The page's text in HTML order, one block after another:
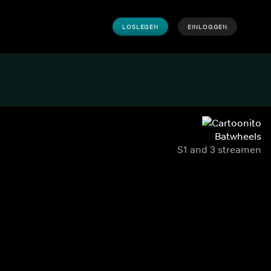
LOSLEGEN EINLOGGEN
Batwheels
S1 and 3 streamen